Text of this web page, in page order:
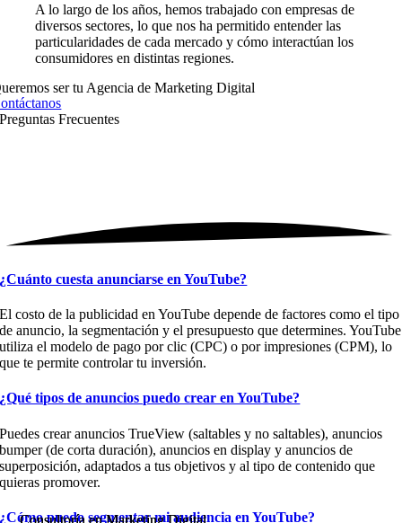
Consultoría en Marketing Digital
Consultoría en Marketing Digital
A lo largo de los años, hemos trabajado con empresas de
diversos sectores, lo que nos ha permitido entender las
particularidades de cada mercado y cómo interactúan los
consumidores en distintas regiones.
ser tu Agencia de Marketing Digital
Preguntas Frecuentes
¿Cuánto cuesta anunciarse en YouTube?
El costo de la publicidad en YouTube depende de factores como el tipo
de anuncio, la segmentación y el presupuesto que determines. YouTube
utiliza el modelo de pago por clic (CPC) o por impresiones (CPM), lo
que te permite controlar tu inversión.
¿Qué tipos de anuncios puedo crear en YouTube?
Puedes crear anuncios TrueView (saltables y no saltables), anuncios
bumper (de corta duración), anuncios en display y anuncios de
superposición, adaptados a tus objetivos y al tipo de contenido que
quieras promover.
¿Cómo puedo segmentar mi audiencia en YouTube?